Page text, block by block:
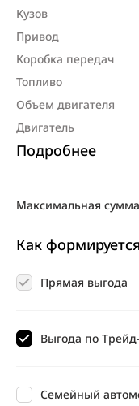
Кузов
Привод
Коробка передач
Топливо
Объем двигателя
Двигатель
Подробнее
Максимальная
Как
Прямая выгода
Выгода по
Семейный